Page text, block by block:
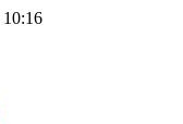
10:16